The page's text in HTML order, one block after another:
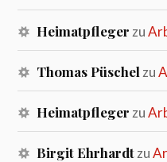
Heimatpfleger zu
Thomas Püschel zu
Heimatpfleger zu
Birgit Ehrhardtzu